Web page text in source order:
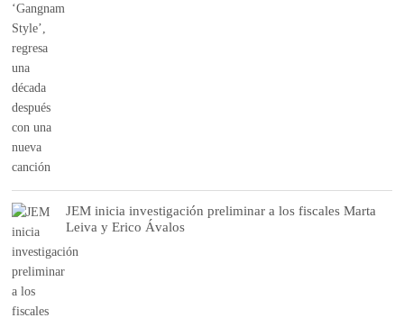
JEM inicia investigación preliminar a los fiscales Marta
Leiva y Erico Ávalos